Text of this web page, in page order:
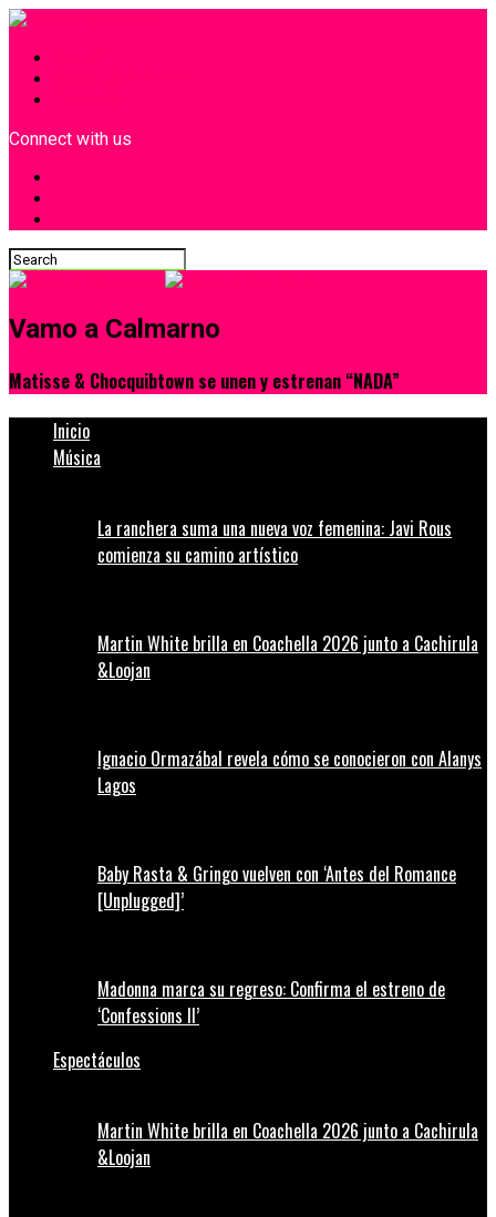
Connect with us
Vamo a Calmarno
Matisse & Chocquibtown se unen y estrenan “NADA”
Inicio
Música
La ranchera suma una nueva voz femenina: Javi Rous
comienza su camino artístico
Martin White brilla en Coachella 2026 junto a Cachirula
&Loojan
Ignacio Ormazábal revela cómo se conocieron con Alanys
Lagos
Baby Rasta & Gringo vuelven con ‘Antes del Romance
[Unplugged]’
Madonna marca su regreso: Confirma el estreno de
‘Confessions II’
Espectáculos
Martin White brilla en Coachella 2026 junto a Cachirula
&Loojan